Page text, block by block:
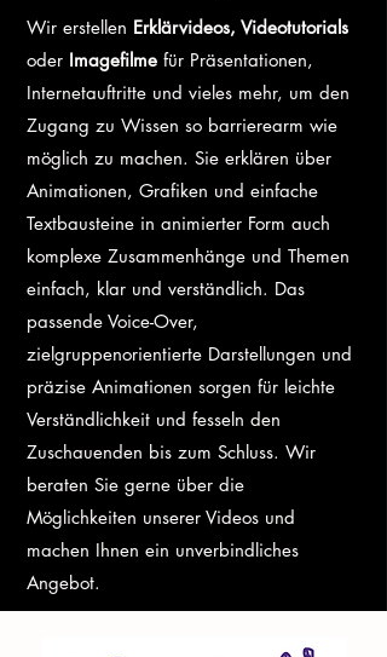
Wir erstellen Erklärvideos, Videotutorials
oder Imagefilme für Präsentationen,
Internetauftritte und vieles mehr, um den
Zugang zu Wissen so barrierearm wie
möglich zu machen. Sie erklären über
Animationen, Grafiken und einfache
Textbausteine in animierter Form auch
komplexe Zusammenhänge und Themen
einfach, klar und verständlich. Das
passende Voice-Over,
zielgruppenorientierte Darstellungen und
präzise Animationen sorgen für leichte
Verständlichkeit und fesseln den
Zuschauenden bis zum Schluss. Wir
beraten Sie gerne über die
Möglichkeiten unserer Videos und
machen Ihnen ein unverbindliches
Angebot.